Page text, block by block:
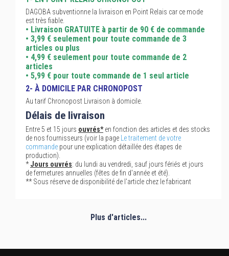
DAGOBA subventionne la livraison en Point Relais car ce mode
est très fiable.
• Livraison GRATUITE à partir de 90 € de commande
• 3,99 € seulement pour toute commande de 3
articles ou plus
• 4,99 € seulement pour toute commande de 2
articles
• 5,99 € pour toute commande de 1 seul article
2- À DOMICILE PAR CHRONOPOST
Au tarif Chronopost Livraison à domicile.
Délais de livraison
Entre 5 et 15 jours ouvrés*en fonction des articles et des stocks
de nos fournisseurs (voir la page
Le traitement de votre
commande pour une explication détaillée des étapes de
production).
*Jours ouvrés: du lundi au vendredi, sauf jours fériés et jours
de fermetures annuelles (fêtes de fin d'année et été).
** Sous réserve de disponibilité de l'article chez le fabricant
Plus d'articles...